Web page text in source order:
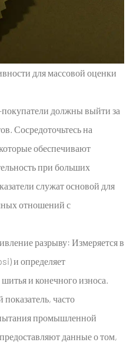
для массовой оценки
должны выйти за
Сосредоточьтесь на
обеспечивают
при больших
служат основой для
отношений с
разрыву: Измеряется в
и определяет
и конечного износа.
часто
промышленной
данные о том,